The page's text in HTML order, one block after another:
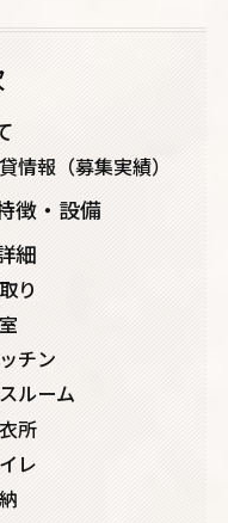
情報（募集実績）
徴・設備
細
り
チン
ルーム
所
レ